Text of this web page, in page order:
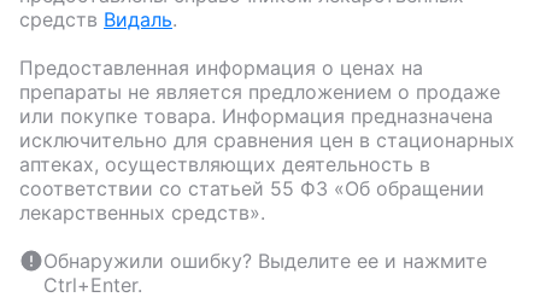
средств Видаль.
Предоставленная информация о ценах на
препараты не является предложением о продаже
или покупке товара. Информация предназначена
исключительно для сравнения цен в стационарных
аптеках, осуществляющих деятельность в
соответствии со статьей 55 ФЗ «Об обращении
лекарственных средств».
Обнаружили ошибку? Выделите ее и нажмите
Ctrl+Enter.